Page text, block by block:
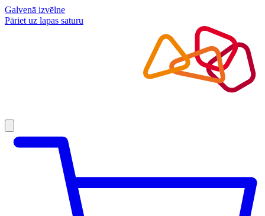
Galvenā izvēlne
Pāriet uz lapas saturu